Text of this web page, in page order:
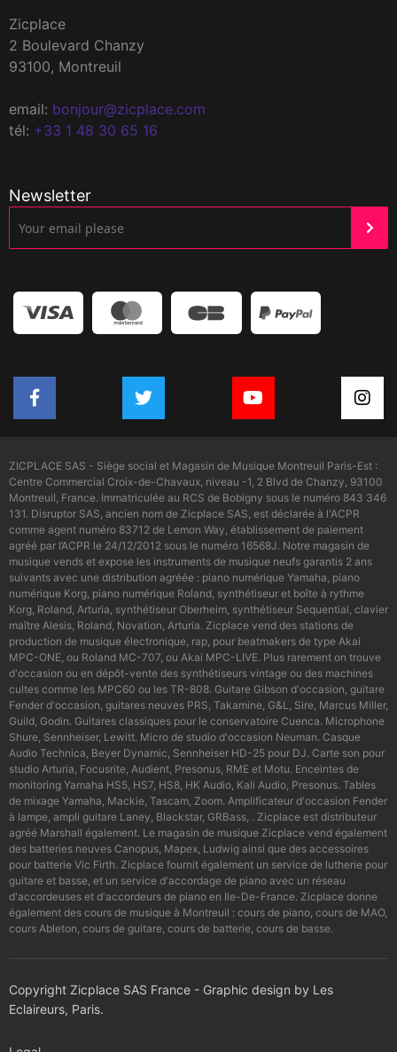
Zicplace
2 Boulevard Chanzy
93100, Montreuil
email: bonjour@zicplace.com
tél: +33 1 48 30 65 16
Newsletter
ZICPLACE SAS - Siège social et Magasin de Musique Montreuil Paris-Est :
Centre Commercial Croix-de-Chavaux, niveau -1, 2 Blvd de Chanzy, 93100
Montreuil, France. Immatriculée au RCS de Bobigny sous le numéro 843 346
131. Disruptor SAS, ancien nom de Zicplace SAS, est déclarée à l'ACPR
comme agent numéro 83712 de Lemon Way, établissement de paiement
agréé par l’ACPR le 24/12/2012 sous le numéro 16568J. Notre magasin de
musique vends et expose les instruments de musique neufs garantis 2 ans
suivants avec une distribution agréée : piano numérique Yamaha, piano
numérique Korg, piano numérique Roland, synthétiseur et boîte à rythme
Korg, Roland, Arturia, synthétiseur Oberheim, synthétiseur Sequential, clavier
maître Alesis, Roland, Novation, Arturia. Zicplace vend des stations de
production de musique électronique, rap, pour beatmakers de type Akai
MPC-ONE, ou Roland MC-707, ou Akai MPC-LIVE. Plus rarement on trouve
d'occasion ou en dépôt-vente des synthétiseurs vintage ou des machines
cultes comme les MPC60 ou les TR-808. Guitare Gibson d'occasion, guitare
Fender d'occasion, guitares neuves PRS, Takamine, G&L, Sire, Marcus Miller,
Guild, Godin. Guitares classiques pour le conservatoire Cuenca. Microphone
Shure, Sennheiser, Lewitt. Micro de studio d'occasion Neuman. Casque
Audio Technica, Beyer Dynamic, Sennheiser HD-25 pour DJ. Carte son pour
studio Arturia, Focusrite, Audient, Presonus, RME et Motu. Enceintes de
monitoring Yamaha HS5, HS7, HS8, HK Audio, Kali Audio, Presonus. Tables
de mixage Yamaha, Mackie, Tascam, Zoom. Amplificateur d'occasion Fender
à lampe, ampli guitare Laney, Blackstar, GRBass, . Zicplace est distributeur
agréé Marshall également. Le magasin de musique Zicplace vend également
des batteries neuves Canopus, Mapex, Ludwig ainsi que des accessoires
pour batterie Vic Firth. Zicplace fournit également un service de lutherie pour
guitare et basse, et un service d'accordage de piano avec un réseau
d'accordeuses et d'accordeurs de piano en Ile-De-France. Zicplace donne
également des cours de musique à Montreuil : cours de piano, cours de MAO,
cours Ableton, cours de guitare, cours de batterie, cours de basse.
Copyright Zicplace SAS France - Graphic design by Les
Eclaireurs, Paris.